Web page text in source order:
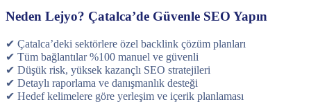
Neden Lejyo? Çatalca’de Güvenle SEO Yapın
✔ Çatalca’deki sektörlere özel backlink çözüm planları
✔ Tüm bağlantılar %100 manuel ve güvenli
✔ Düşük risk, yüksek kazançlı SEO stratejileri
✔ Detaylı raporlama ve danışmanlık desteği
✔ Hedef kelimelere göre yerleşim ve içerik planlaması